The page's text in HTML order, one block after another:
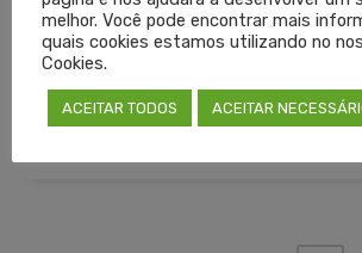
VACINAÇÃO COVID-19
melhor. Você pode encontrar mais
quais cookies estamos utilizando no
Cookies.
ACEITAR TODOS ACEITAR